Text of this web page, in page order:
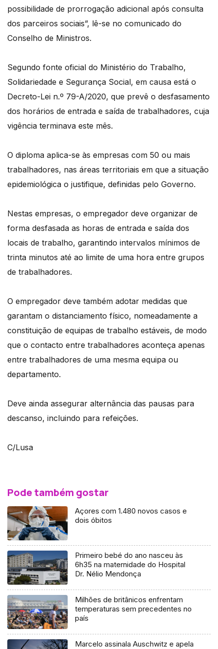
possibilidade de prorrogação adicional após consulta
dos parceiros sociais”, lê-se no comunicado do
Conselho de Ministros.
Segundo fonte oficial do Ministério do Trabalho,
Solidariedade e Segurança Social, em causa está o
Decreto-Lei n.º 79-A/2020, que prevê o desfasamento
dos horários de entrada e saída de trabalhadores, cuja
vigência terminava este mês.
O diploma aplica-se às empresas com 50 ou mais
trabalhadores, nas áreas territoriais em que a situação
epidemiológica o justifique, definidas pelo Governo.
Nestas empresas, o empregador deve organizar de
forma desfasada as horas de entrada e saída dos
locais de trabalho, garantindo intervalos mínimos de
trinta minutos até ao limite de uma hora entre grupos
de trabalhadores.
O empregador deve também adotar medidas que
garantam o distanciamento físico, nomeadamente a
constituição de equipas de trabalho estáveis, de modo
que o contacto entre trabalhadores aconteça apenas
entre trabalhadores de uma mesma equipa ou
departamento.
Deve ainda assegurar alternância das pausas para
descanso, incluindo para refeições.
C/Lusa
Pode também gostar
Açores com 1.480 novos casos e
dois óbitos
Primeiro bebé do ano nasceu às
6h35 na maternidade do Hospital
Dr. Nélio Mendonça
Milhões de britânicos enfrentam
temperaturas sem precedentes no
país
Marcelo assinala Auschwitz e apela